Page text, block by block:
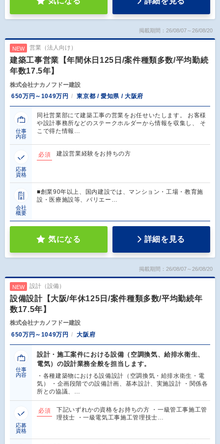
掲載期間：26/08/07～26/08/20
NEW 営業（法人向け）
建築工事営業【年間休日125日/案件種類多数/平均勤続
年数17.5年】
株式会社ナカノフドー建設
650万円～1049万円
東京都 / 愛知県 / 大阪府
仕事
内容
同社営業部にて建築工事の営業をお任せいたします。 お客様
や設計事務所などのステークホルダーから情報を収集し、 そ
こで得た情報…
応募
資格
必須 建設営業経験をお持ちの方
会社
概要
■創業90年以上、国内建設では、マンション・工場・教育施
設・医療施設等、バリエー…
気になる 詳細を見る
掲載期間：26/08/07～26/08/20
NEW 設計（設備）
設備設計【大阪/年休125日/案件種類多数/平均勤続年
数17.5年】
株式会社ナカノフドー建設
650万円～1049万円
大阪府
仕事
内容
設計・施工案件における設備（空調換気、給排水衛生、
電気）の設計業務全般を担当します。
・各種建築物における設備設計（空調換気・給排水衛生・電
気） ・企画段階での設備計画、基本設計、実施設計 ・関係各
所との協議、…
応募
資格
必須
下記いずれかの資格をお持ちの方 ・一級管工事施工管
理技士 ・一級電気工事施工管理技士…